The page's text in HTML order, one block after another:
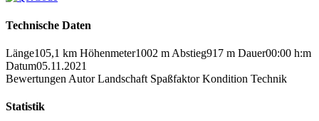
Technische Daten
Länge105,1 km Höhenmeter1002 m Abstieg917 m Dauer00:00 h:m
Datum05.11.2021
Bewertungen Autor Landschaft Spaßfaktor Kondition Technik
Statistik